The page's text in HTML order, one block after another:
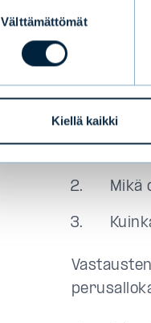
Välttämättömät
Kiellä kaikki
Mikä